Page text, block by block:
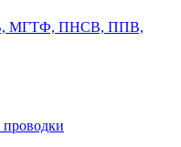
ПНСВ, ППВ,
проводки